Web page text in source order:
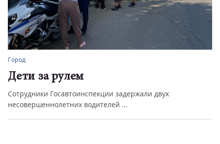
Город
Дети за рулем
Сотрудники Госавтоинспекции задержали двух
несовершеннолетних водителей ...